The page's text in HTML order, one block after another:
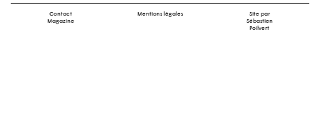
Contact
Magazine
Mentions légales
Site par
Sébastien
Poilvert